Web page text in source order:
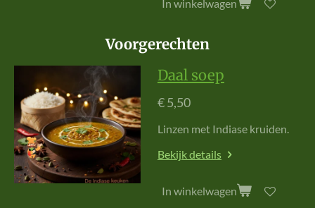
In winkelwagen
Voorgerechten
Daal soep
€ 5,50
Linzen met Indiase kruiden.
Bekijk details
In winkelwagen